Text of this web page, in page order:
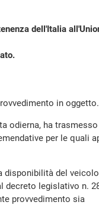
dell'Italia
in oggetto.
odierna, ha
per le quali
del
decreto legislativo n.
provvedimento sia